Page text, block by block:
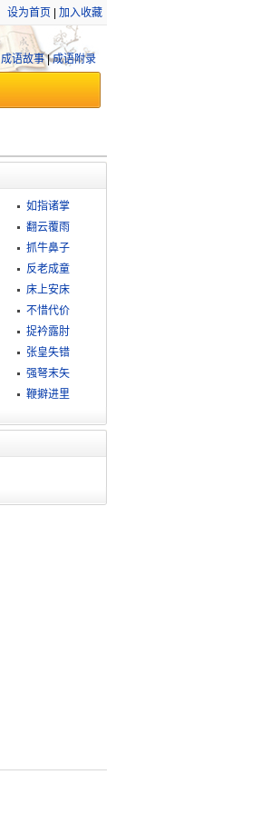
设为首页 加入收藏
成语故事|成语附录
如指诸掌
翻云覆雨
抓牛鼻子
反老成童
床上安床
不惜代价
捉衿露肘
张皇失错
强弩末矢
鞭擗进里